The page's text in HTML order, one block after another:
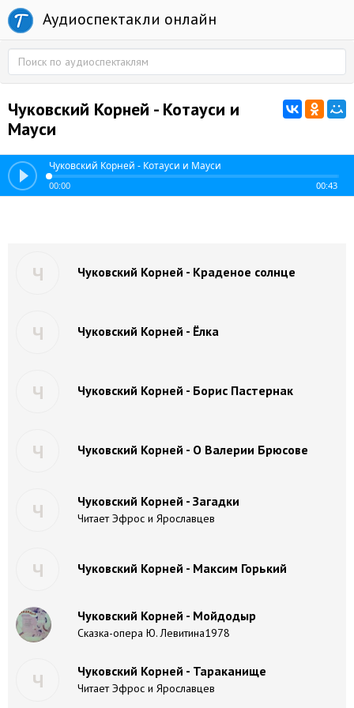
Аудиоспектакли онлайн
Чуковский Корней - Котауси и
Мауси
Чуковский Корней - Котауси и Мауси
00:00 00:43
Ч Чуковский Корней - Краденое солнце
Ч Чуковский Корней - Ёлка
Ч Чуковский Корней - Борис Пастернак
Ч Чуковский Корней - О Валерии Брюсове
Ч Чуковский Корней - Загадки
Читает Эфрос и Ярославцев
Ч Чуковский Корней - Максим Горький
Чуковский Корней - Мойдодыр
Сказка-опера Ю. Левитина1978
Ч Чуковский Корней - Тараканище
Читает Эфрос и Ярославцев